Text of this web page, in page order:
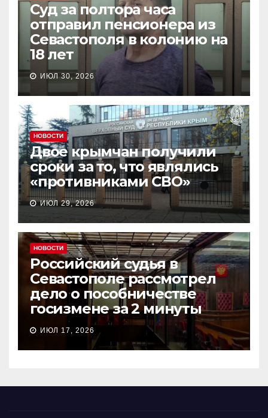
Суд за полтора часа
отправил пенсионера из
Севастополя в колонию на
18 лет
ИЮЛ 30, 2026
НОВОСТИ
Двое крымчан получили
сроки за то, что являлись
«противниками СВО»
ИЮЛ 29, 2026
НОВОСТИ
Российский судья в
Севастополе рассмотрел
дело о пособничестве
госизмене за 2 минуты
ИЮЛ 17, 2026